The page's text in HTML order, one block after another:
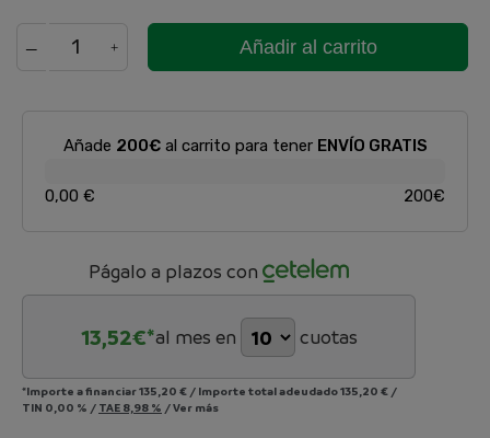
Añadir al carrito
Añade 200€al carrito para tener ENVÍO GRATIS
0,00 € 200€
Págalo a plazos con
13,52€*al mes en cuotas
*Importe a financiar135,20 € / Importe total adeudado135,20 € /
TIN 0,00 % / TAE 8,98 % /Ver más